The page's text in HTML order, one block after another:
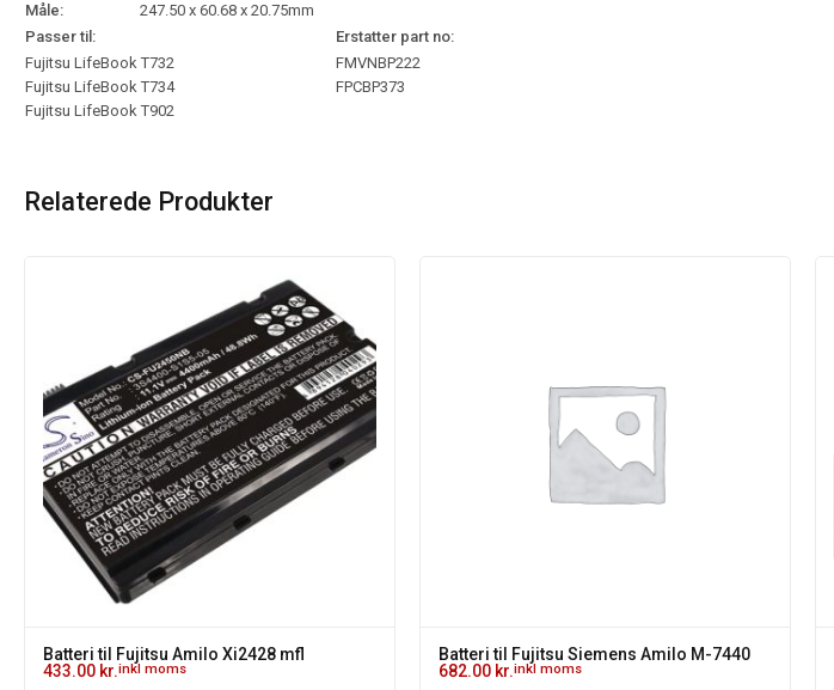
Måle:
247.50 x 60.68 x 20.75mm
Passer til:
Erstatter part no:
Fujitsu LifeBook T732
Fujitsu LifeBook T734
Fujitsu LifeBook T902
FMVNBP222
FPCBP373
Relaterede Produkter
Batteri til Fujitsu Amilo Xi2428 mfl
433.00 kr.inkl moms
Batteri til Fujitsu Siemens Amilo M-7440
682.00 kr.inkl moms